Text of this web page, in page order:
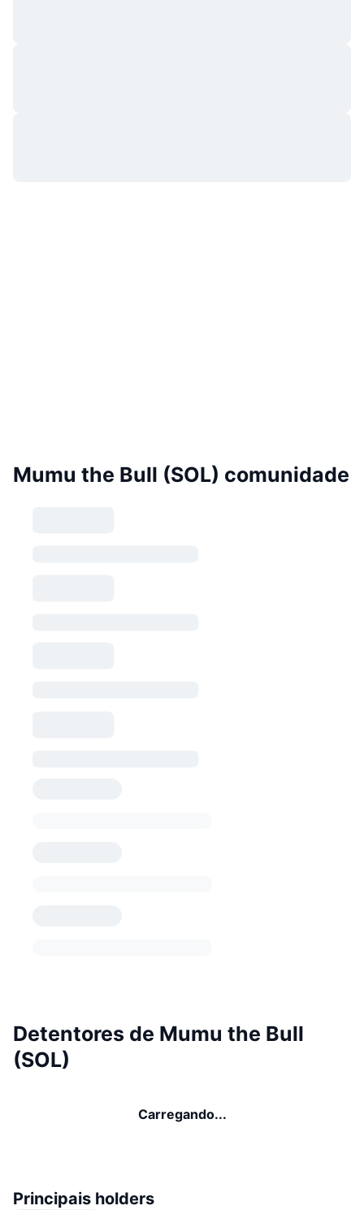
Mumu the Bull (SOL) comunidade
Detentores de Mumu the Bull
(SOL)
Carregando...
Principais holders